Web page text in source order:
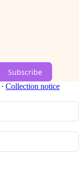
Subscribe
∙ Collection notice